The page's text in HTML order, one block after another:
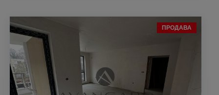
ПРОДАВА